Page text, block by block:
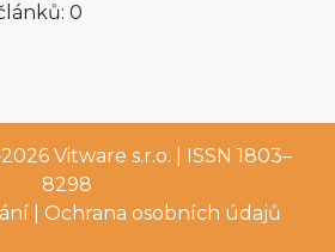
0
Vitware s.r.o. | ISSN 1803–
8298
Ochrana osobních údajů